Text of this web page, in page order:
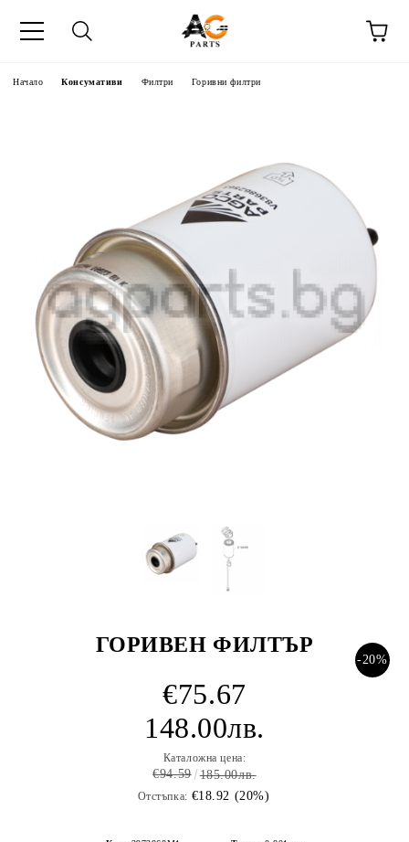
Начало Консумативи Филтри Горивни филтри
ГОРИВЕН ФИЛТЪР
-20%
€75.67
148.00лв.
Каталожна цена:
€94.59 185.00лв.
Отстъпка: €18.92 (20%)